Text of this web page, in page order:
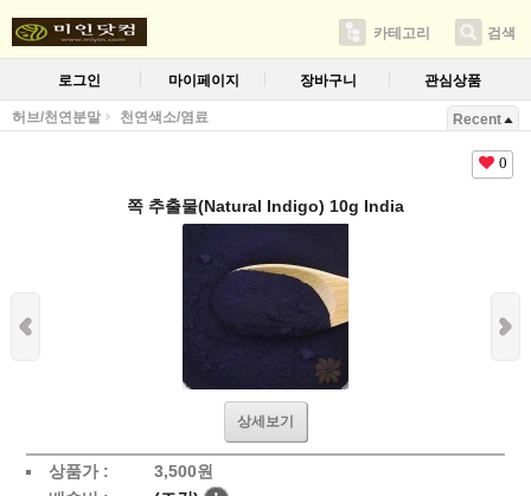
카테고리 검색
로그인 마이페이지 장바구니 관심상품
허브/천연분말 천연색소/염료 Recent
0
쪽 추출물(Natural Indigo) 10g India
상세보기
상품가 : 3,500원